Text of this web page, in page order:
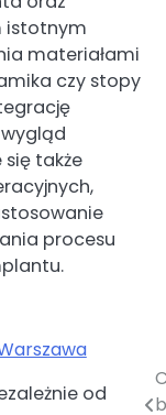
istotnym
materiałami
czy stopy
się także
procesu
od